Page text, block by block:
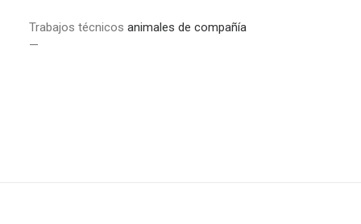
Trabajos técnicos animales de compañía
—